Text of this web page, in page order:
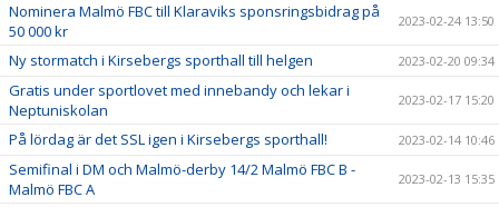
Nominera Malmö FBC till Klaraviks sponsringsbidrag på
50 000 kr
2023-02-24 13:50
Ny stormatch i Kirsebergs sporthall till helgen 2023-02-20 09:34
Gratis under sportlovet med innebandy och lekar i
Neptuniskolan
2023-02-17 15:20
På lördag är det SSL igen i Kirsebergs sporthall! 2023-02-14 10:46
Semifinal i DM och Malmö-derby 14/2 Malmö FBC B -
Malmö FBC A
2023-02-13 15:35